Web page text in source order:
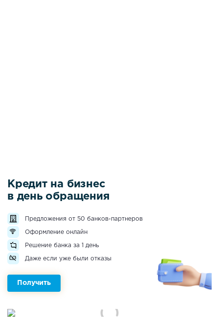
Кредит на бизнес
в день обращения
Предложения от 50 банков-партнеров
Оформление онлайн
Решение банка за 1 день
Даже если уже были отказы
Получить